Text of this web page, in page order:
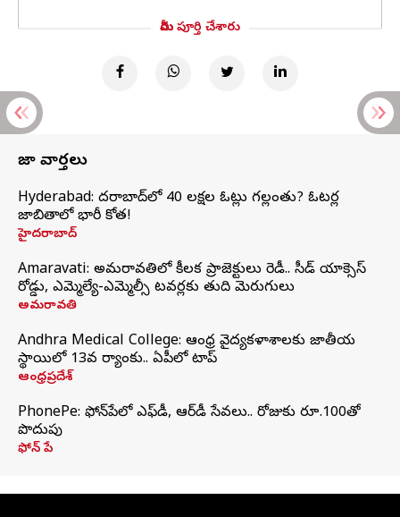
మీరు పూర్తి చేశారు
తాజా వార్తలు
Hyderabad: హైదరాబాద్‌లో 40 లక్షల ఓట్లు గల్లంతు? ఓటర్ల
జాబితాలో భారీ కోత!
హైదరాబాద్
Amaravati: అమరావతిలో కీలక ప్రాజెక్టులు రెడీ.. సీడ్‌ యాక్సెస్‌
రోడ్డు, ఎమ్మెల్యే-ఎమ్మెల్సీ టవర్లకు తుది మెరుగులు
అమరావతి
Andhra Medical College: ఆంధ్ర వైద్యకళాశాలకు జాతీయ
స్థాయిలో 13వ ర్యాంకు.. ఏపీలో టాప్
ఆంధ్రప్రదేశ్
PhonePe: ఫోన్‌పేలో ఎఫ్‌డీ, ఆర్‌డీ సేవలు.. రోజుకు రూ.100తో
పొదుపు
ఫోన్‌ పే